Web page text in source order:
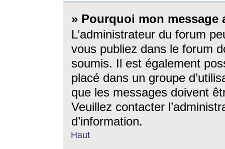
» Pourquoi mon message
L’administrateur du forum
vous publiez dans le forum
soumis. Il est également
placé dans un groupe
que les messages doivent
Veuillez contacter
d’information.
Haut